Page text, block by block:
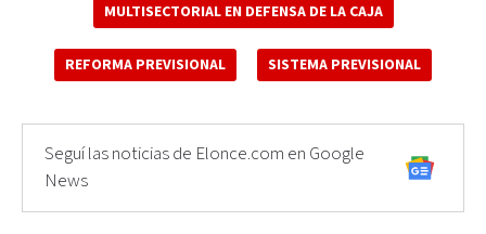
MULTISECTORIAL EN DEFENSA DE LA CAJA
REFORMA PREVISIONAL SISTEMA PREVISIONAL
Seguí las noticias de Elonce.com en Google
News